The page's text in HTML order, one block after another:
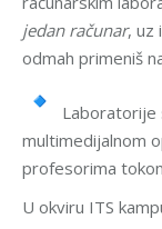
jedan računar, uz
odmah primeniš
Laboratorije
multimedijalnom
profesorima
U okviru ITS